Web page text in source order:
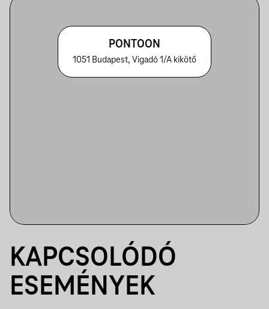
PONTOON
1051 Budapest, Vigadó 1/A kikötő
KAPCSOLÓDÓ
ESEMÉNYEK